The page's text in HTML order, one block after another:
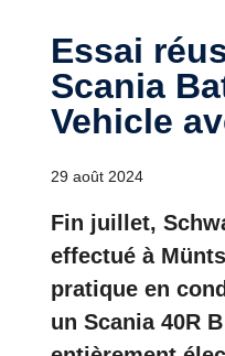
Essai réussi d'un
Scania
Vehicle
29 août 2024
Fin juillet,
effectué à
pratique en
un Scania 40R